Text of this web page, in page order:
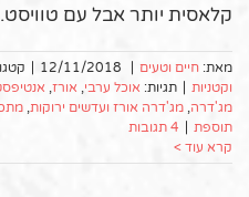
קלאסית יותר אבל עם טוויסט.
מאת: חיים וטעים |
12/11/2018
|
וקטניות | תגיות: אוכל ערבי אורז
מג'דרה מג'דרה אורז ועדשים ירוקות
תוספת | 4 תגובות
קרא עוד >